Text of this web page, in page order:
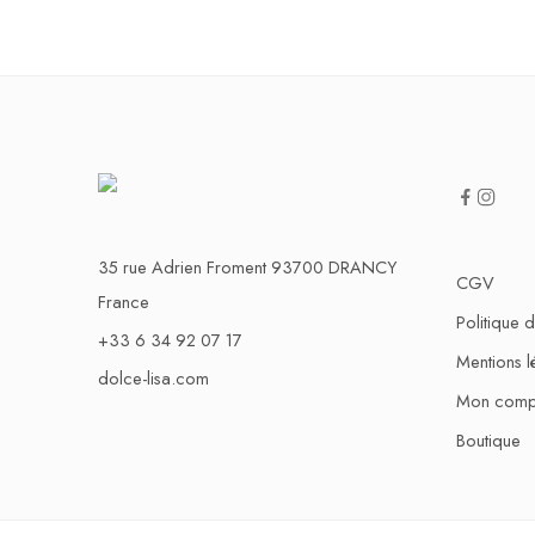
35 rue Adrien Froment 93700 DRANCY
France
+33 6 34 92 07 17
dolce-lisa.com
CGV
Politique
Mentions
Mon
Boutique